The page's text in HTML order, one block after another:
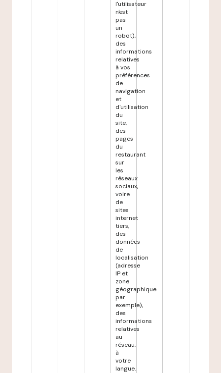
l'utilisateur
n'est
pas
un
robot),
des
informations
relatives
à vos
préférences
de
navigation
et
d'utilisation
du
site,
des
pages
du
restaurant
sur
les
réseaux
sociaux,
voire
de
sites
internet
tiers,
des
données
de
localisation
(adresse
IP et
zone
géographique
par
exemple),
des
informations
relatives
au
réseau,
à
votre
langue.